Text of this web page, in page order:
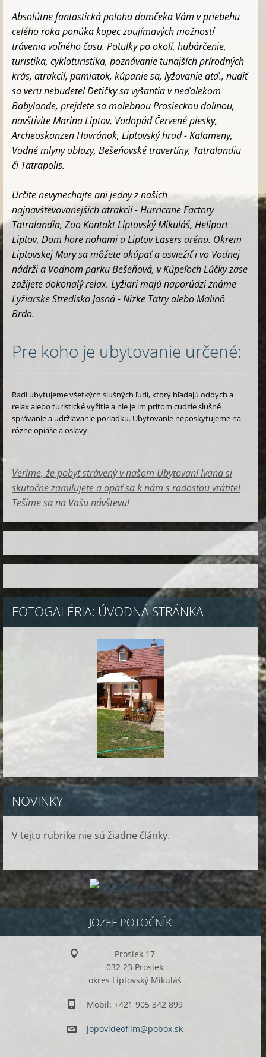
Absolútne fantastická poloha domčeka Vám v priebehu
celého roka ponúka kopec zaujímavých možností
trávenia voľného času. Potulky po okolí, hubárčenie,
turistika, cykloturistika, poznávanie tunajších prírodných
krás, atrakcií, pamiatok, kúpanie sa, lyžovanie atď., nudiť
sa veru nebudete! Detičky sa vyšantia v neďalekom
Babylande, prejdete sa malebnou Prosieckou dolinou,
navštívite Marina Liptov, Vodopád Červené piesky,
Archeoskanzen Havránok, Liptovský hrad - Kalameny,
Vodné mlyny oblazy, Bešeňovské travertíny, Tatralandiu
či Tatrapolis.
Určite nevynechajte ani jedny z našich
najnavštevovanejších atrakcií - Hurricane Factory
Tatralandia, Zoo Kontakt Liptovský Mikuláš, Heliport
Liptov, Dom hore nohami a Liptov Lasers arénu. Okrem
Liptovskej Mary sa môžete okúpať a osviežiť i vo Vodnej
nádrži a Vodnom parku Bešeňová, v Kúpeľoch Lúčky zase
zažijete dokonalý relax. Lyžiari majú naporúdzi známe
Lyžiarske Stredisko Jasná - Nízke Tatry alebo Malinô
Brdo.
Pre koho je ubytovanie určené:
Radi ubytujeme všetkých slušných ľudí, ktorý hľadajú oddych a
relax alebo turistické vyžitie a nie je im pritom cudzie slušné
správanie a udržiavanie poriadku. Ubytovanie neposkytujeme na
rôzne opiáše a oslavy
Veríme, že pobyt strávený v našom Ubytovaní Ivana si
skutočne zamilujete a opäť sa k nám s radosťou vrátite!
Tešíme sa na Vašu návštevu!
FOTOGALÉRIA: ÚVODNÁ STRÁNKA
NOVINKY
V tejto rubrike nie sú žiadne články.
JOZEF POTOČNÍK
Prosiek 17
032 23 Prosiek
okres Liptovský Mikuláš
Mobil: +421 905 342 899
jopovideofilm@pobox.sk